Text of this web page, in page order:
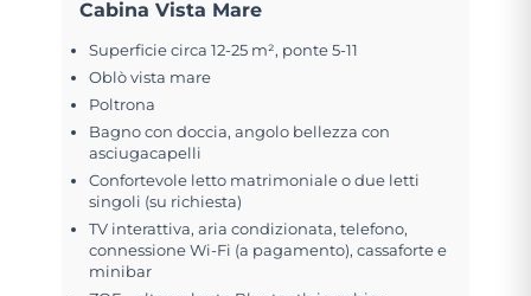
Cabina Vista Mare
Superficie circa 12-25 m², ponte 5-11
Oblò vista mare
Poltrona
Bagno con doccia, angolo bellezza con
asciugacapelli
Confortevole letto matrimoniale o due letti
singoli (su richiesta)
TV interattiva, aria condizionata, telefono,
connessione Wi-Fi (a pagamento), cassaforte e
minibar